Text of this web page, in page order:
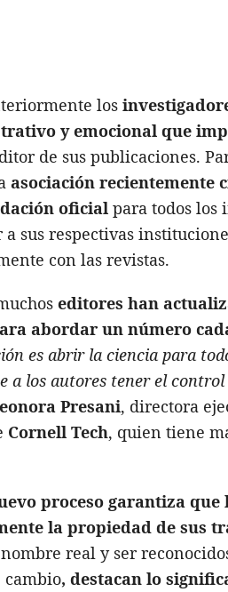
los
y emocional que
de sus publicaciones.
asociación recientemente
oficial para todos los
sus respectivas
con las revistas.
editores han
abordar un número
es abrir la ciencia para
a los autores tener el control
Presani, directora
Cornell Tech, quien tiene
proceso garantiza
la propiedad de sus
nombre real y ser
cambio, destacan lo